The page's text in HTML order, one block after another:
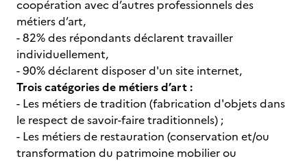
coopération avec d’autres professionnels des
métiers d’art,
- 82% des répondants déclarent travailler
individuellement,
- 90% déclarent disposer d'un site internet,
Trois catégories de métiers d’art :
- Les métiers de tradition (fabrication d'objets dans
le respect de savoir-faire traditionnels) ;
- Les métiers de restauration (conservation et/ou
transformation du patrimoine mobilier ou